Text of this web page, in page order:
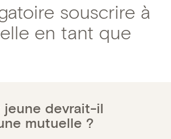
souscrire à
en tant que
jeune devrait-il
mutuelle ?